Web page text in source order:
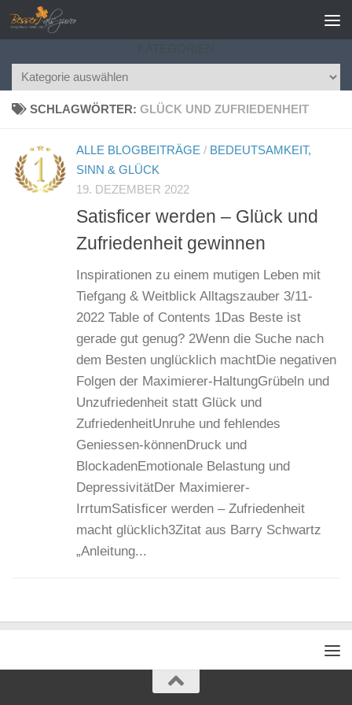
Zum Inhalt springen
Kategorien
SCHLAGWÖRTER: GLÜCK UND ZUFRIEDENHEIT
ALLE BLOGBEITRÄGE / BEDEUTSAMKEIT,
SINN & GLÜCK
19. DEZEMBER 2022
Satisficer werden – Glück und
Zufriedenheit gewinnen
Inspirationen zu einem mutigen Leben mit
Tiefgang & Weitblick Alltagszauber 3/11-
2022 Table of Contents 1Das Beste ist
gerade gut genug? 2Wenn die Suche nach
dem Besten unglücklich machtDie negativen
Folgen der Maximierer-HaltungGrübeln und
Unzufriedenheit statt Glück und
ZufriedenheitUnruhe und fehlendes
Geniessen-könnenDruck und
BlockadenEmotionale Belastung und
DepressivitätDer Maximierer-
IrrtumSatisficer werden – Zufriedenheit
macht glücklich3Zitat aus Barry Schwartz
„Anleitung...